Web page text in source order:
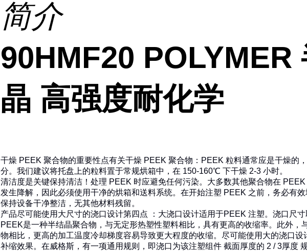
简介
90HMF20 POLYMER
晶 高强度耐化学
干燥 PEEK 聚合物的重要性点有关干燥 PEEK 聚合物：PEEK 粒料通常应是干燥的
分。我们建议将托盘上的粒料置于常规烘箱中，在 150-160℃ 下干燥 2-3 小时。
清洁度是关键保持清洁！处理 PEEK 时应避免任何污染。大多数其他聚合物在
发生降解，因此必须使用干净的烘箱和送料系统。在开始注塑 PEEK 之前，务必有
保持设备干净整洁，无其他材料残留。
产品尽可能使用大尺寸的浇口设计第四点 ：大浇口设计适用于PEEK 注塑。浇口尺
PEEK是一种半结晶聚合物，与无定形热塑性塑料相比，具有更高的收缩率。此外，
物相比，更高的加工温度冷却梯度容易导致更大程度的收缩。尽可能使用大的浇口设
补缩效果。在威格斯，有一项通用规则，即浇口为该注塑组件 截面厚度的 2 / 3厚度